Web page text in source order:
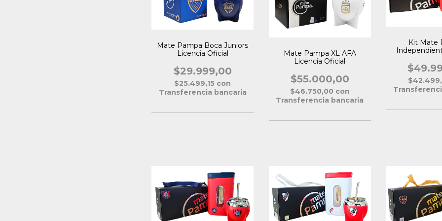
Mate Pampa Boca Juniors
Licencia Oficial
$29.999,00
$25.499,15 con
Transferencia bancaria
Mate Pampa XL AFA
Licencia Oficial
$55.000,00
$46.750,00 con
Transferencia bancaria
Kit Mate